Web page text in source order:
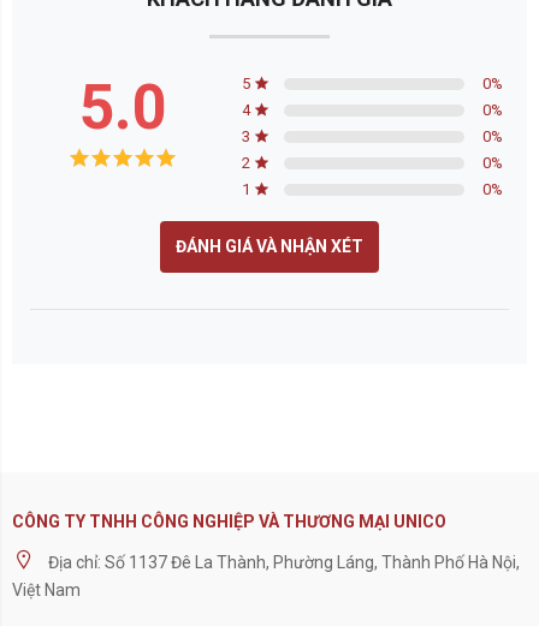
5.0 5 0%
4
0%
3
0%
2
0%
1
0%
ĐÁNH GIÁ VÀ NHẬN XÉT
CÔNG TY TNHH CÔNG NGHIỆP VÀ THƯƠNG MẠI UNICO
Địa chỉ: Số 1137 Đê La Thành, Phường Láng, Thành Phố Hà Nội,
Việt Nam